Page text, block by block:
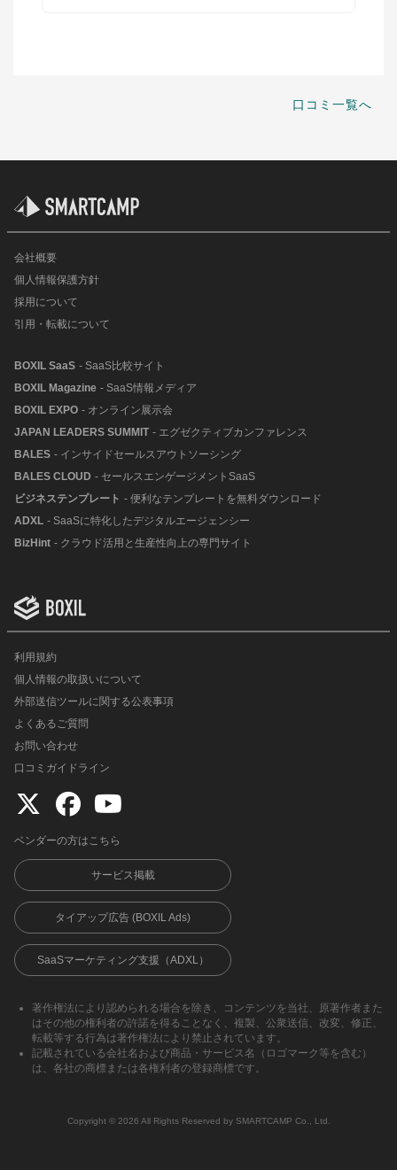
口コミ一覧へ
会社概要
個人情報保護方針
採用について
引用・転載について
BOXIL SaaS - SaaS比較サイト
BOXIL Magazine - SaaS情報メディア
BOXIL EXPO - オンライン展示会
JAPAN LEADERS SUMMIT - エグゼクティブカンファレンス
BALES - インサイドセールスアウトソーシング
BALES CLOUD - セールスエンゲージメントSaaS
ビジネステンプレート - 便利なテンプレートを無料ダウンロード
ADXL - SaaSに特化したデジタルエージェンシー
BizHint - クラウド活用と生産性向上の専門サイト
利用規約
個人情報の取扱いについて
外部送信ツールに関する公表事項
よくあるご質問
お問い合わせ
口コミガイドライン
ベンダーの方はこちら
サービス掲載
タイアップ広告 (BOXIL Ads)
SaaSマーケティング支援（ADXL）
著作権法により認められる場合を除き、コンテンツを当社、原著作者また
はその他の権利者の許諾を得ることなく、複製、公衆送信、改変、修正、
転載等する行為は著作権法により禁止されています。
記載されている会社名および商品・サービス名（ロゴマーク等を含む）
は、各社の商標または各権利者の登録商標です。
Copyright ©︎ 2026 All Rights Reserved by SMARTCAMP Co., Ltd.